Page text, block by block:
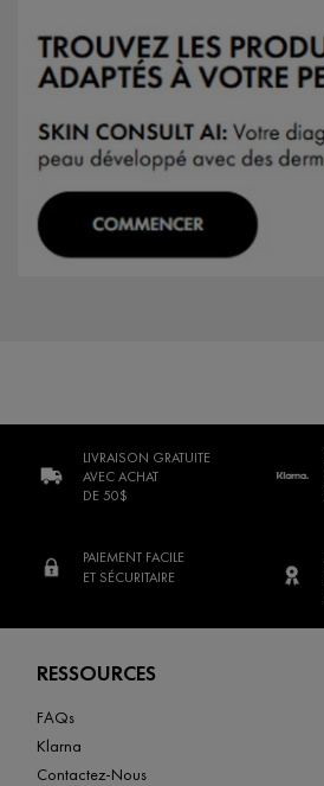
LIVRAISON GRATUITE
AVEC ACHAT
DE 50$
PAIEMENT FACILE
ET SÉCURITAIRE
RESSOURCES
FAQs
Klarna
Contactez-Nous